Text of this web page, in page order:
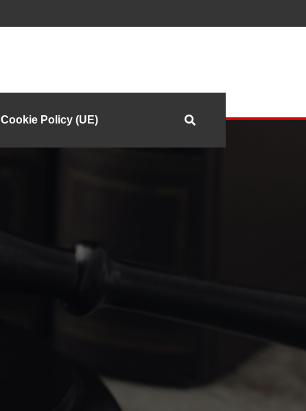
Cookie Policy (UE)